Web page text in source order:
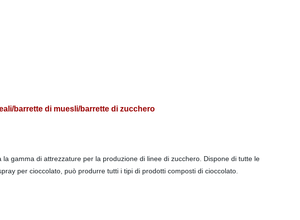
barrette di muesli/barrette di zucchero
gamma di attrezzature per la produzione di linee di zucchero. Dispone di tutte le
per cioccolato, può produrre tutti i tipi di prodotti composti di cioccolato.